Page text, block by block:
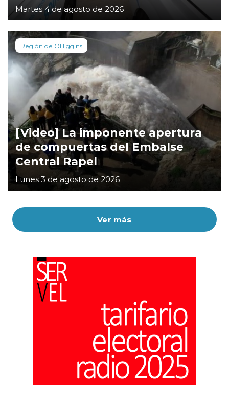
Ver más
Martes 4 de agosto de 2026
Región de OHiggins
[Video] La imponente apertura
de compuertas del Embalse
Central Rapel
Lunes 3 de agosto de 2026